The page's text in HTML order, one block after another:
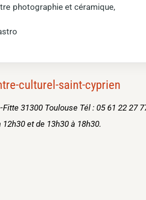
photographie et céramique,
culturel-saint-cyprien
31300 Toulouse Tél : 05 61 22 27
et de 13h30 à 18h30.